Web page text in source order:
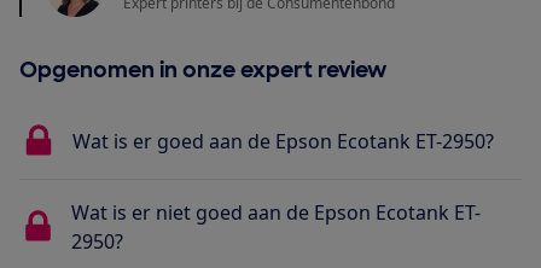
Opgenomen in onze expert review
Wat is er goed aan de Epson Ecotank ET-2950?
Wat is er niet goed aan de Epson Ecotank ET-
2950?